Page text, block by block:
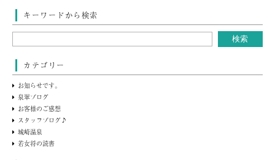
キーワードから検索
カテゴリー
お知らせです。
泉翠ブログ
お客様のご感想
スタッフブログ♪
城崎温泉
若女将の読書